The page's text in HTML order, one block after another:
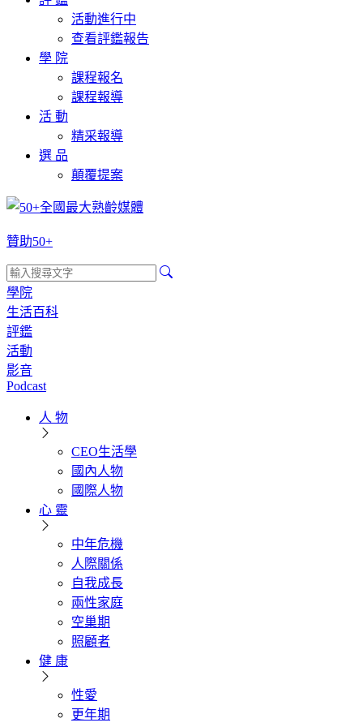
活動進行中
查看評鑑報告
學 院
課程報名
課程報導
活 動
精采報導
選 品
顛覆提案
贊助50+
學院
生活百科
評鑑
活動
影音
Podcast
人 物
CEO生活學
國內人物
國際人物
心 靈
中年危機
人際關係
自我成長
兩性家庭
空巢期
照顧者
健 康
性愛
更年期